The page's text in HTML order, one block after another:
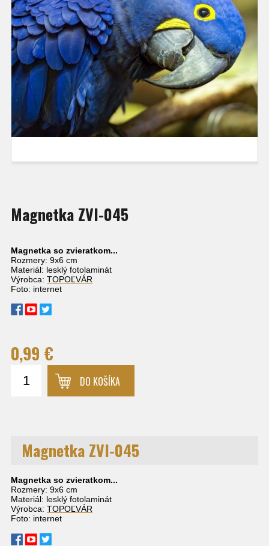
Magnetka ZVI-045
Magnetka so zvieratkom...
Rozmery: 9x6 cm
Materiál: lesklý fotolaminát
Výrobca: TOPOĽVÁR
Foto: internet
0,99 €
DO KOŠÍKA
Magnetka ZVI-045
Magnetka so zvieratkom...
Rozmery: 9x6 cm
Materiál: lesklý fotolaminát
Výrobca: TOPOĽVÁR
Foto: internet